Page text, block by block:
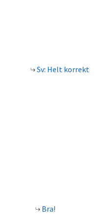
Sv: Helt korrekt
Bra!